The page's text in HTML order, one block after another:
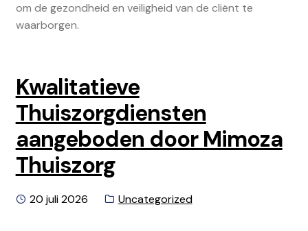
om de gezondheid en veiligheid van de cliënt te
waarborgen.
Kwalitatieve
Thuiszorgdiensten
aangeboden door Mimoza
Thuiszorg
Geplaatst
20 juli 2026 Categorie:
Uncategorized